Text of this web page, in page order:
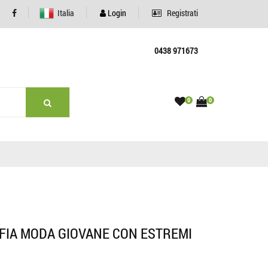
Italia Login Registrati
0438 971673
0 0
MODA GIOVANE CON ESTREMI